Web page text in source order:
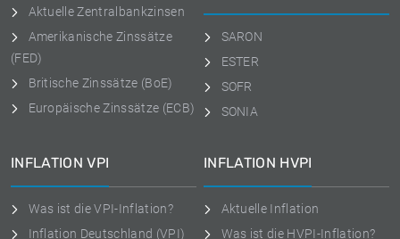
Aktuelle Zentralbankzinsen
Amerikanische Zinssätze
(FED)
Britische Zinssätze (BoE)
Europäische Zinssätze (ECB)
SARON
ESTER
SOFR
SONIA
INFLATION VPI
Was ist die VPI-Inflation?
Inflation Deutschland (VPI)
INFLATION HVPI
Aktuelle Inflation
Was ist die HVPI-Inflation?